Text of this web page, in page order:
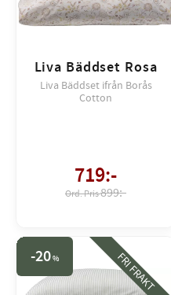
Liva Bäddset Rosa
Liva Bäddset ifrån Borås
Cotton
719:-
899:-
20% FRI FRAKT